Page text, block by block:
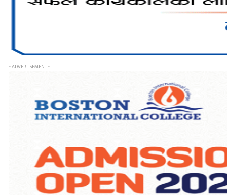
- ADVERTISEMENT -